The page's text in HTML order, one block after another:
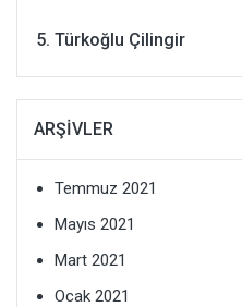
Türkoğlu Çilingir
ARŞIVLER
Temmuz 2021
Mayıs 2021
Mart 2021
Ocak 2021